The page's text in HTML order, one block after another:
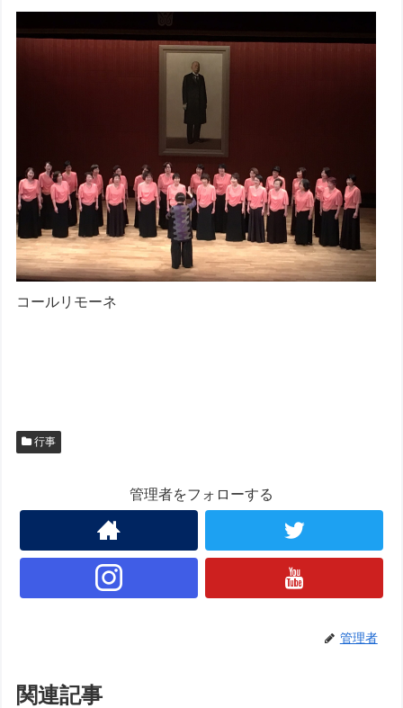
コールリモーネ
行事
管理者をフォローする
管理者
関連記事